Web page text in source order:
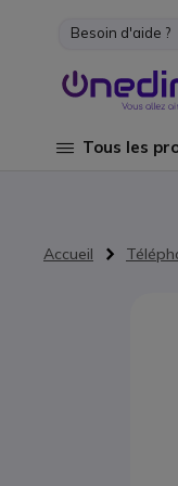
Aller au contenu
Besoin d'aide ?
Tous les
Accueil
Passer à la fin de la